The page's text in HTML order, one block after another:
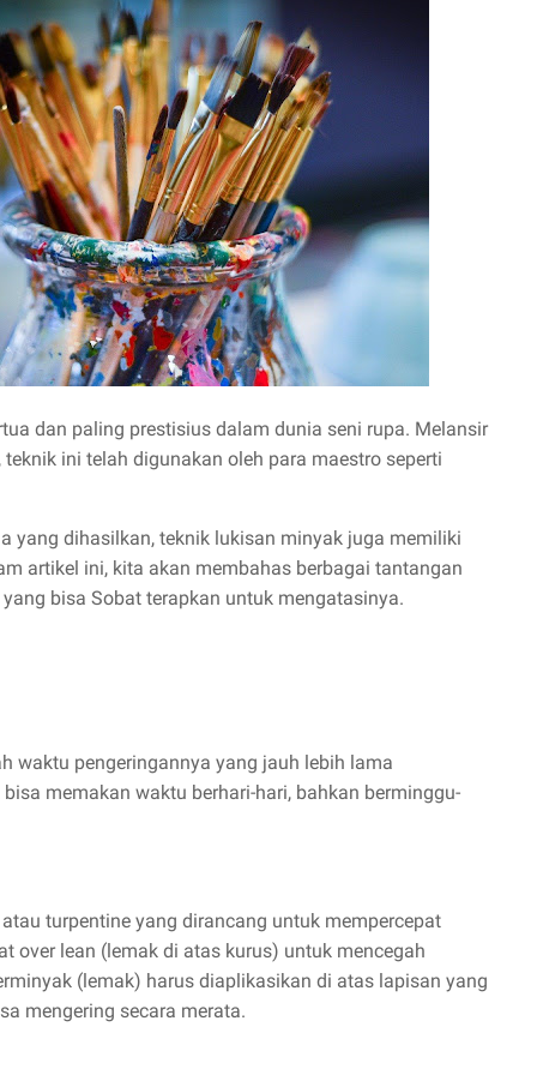
dan paling prestisius dalam dunia seni rupa. Melansir
teknik ini telah digunakan oleh para maestro seperti
yang dihasilkan, teknik lukisan minyak juga memiliki
artikel ini, kita akan membahas berbagai tantangan
bisa Sobat terapkan untuk mengatasinya.
waktu pengeringannya yang jauh lebih lama
memakan waktu berhari-hari, bahkan berminggu-
turpentine yang dirancang untuk mempercepat
over lean (lemak di atas kurus) untuk mencegah
(lemak) harus diaplikasikan di atas lapisan yang
mengering secara merata.